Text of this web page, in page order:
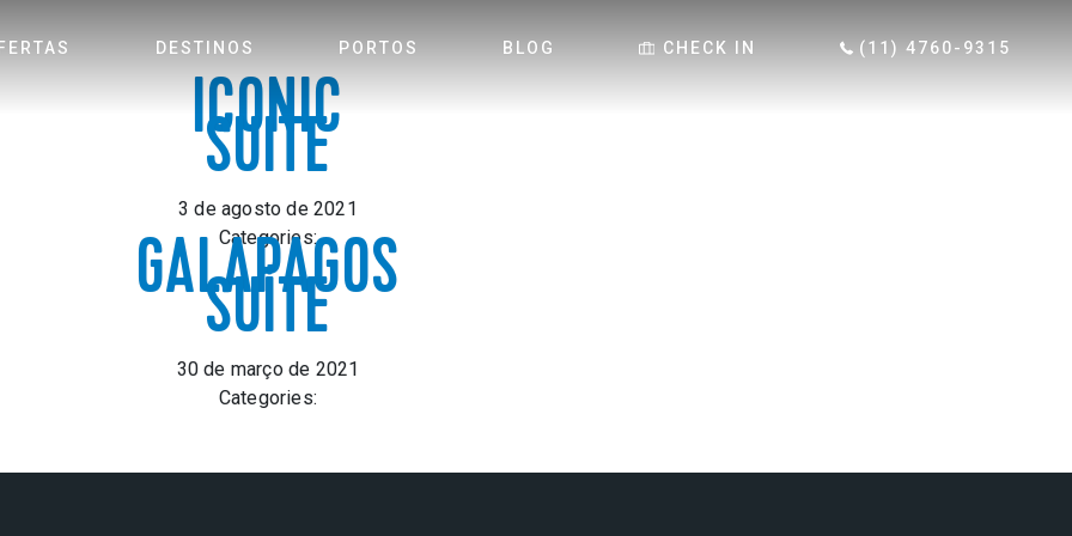
DESTINOS PORTOS BLOG CHECK IN (11) 4760-9315
ICONIC
SUITE
3 de agosto de 2021
Categories:
GALAPAGOS
SUÍTE
30 de março de 2021
Categories: